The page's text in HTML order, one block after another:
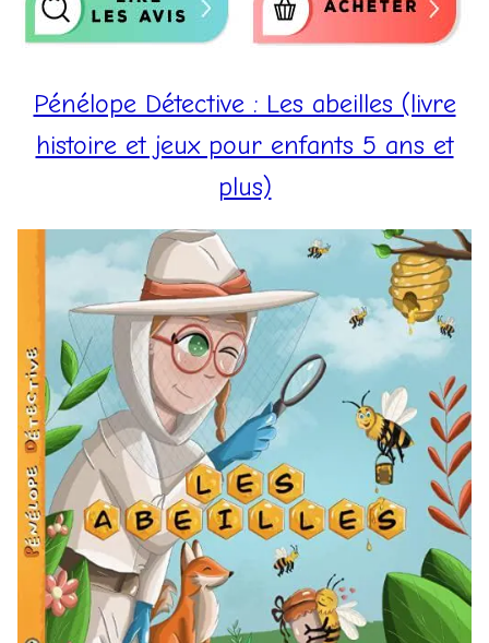
Pénélope Détective : Les abeilles (livre
histoire et jeux pour enfants 5 ans et
plus)